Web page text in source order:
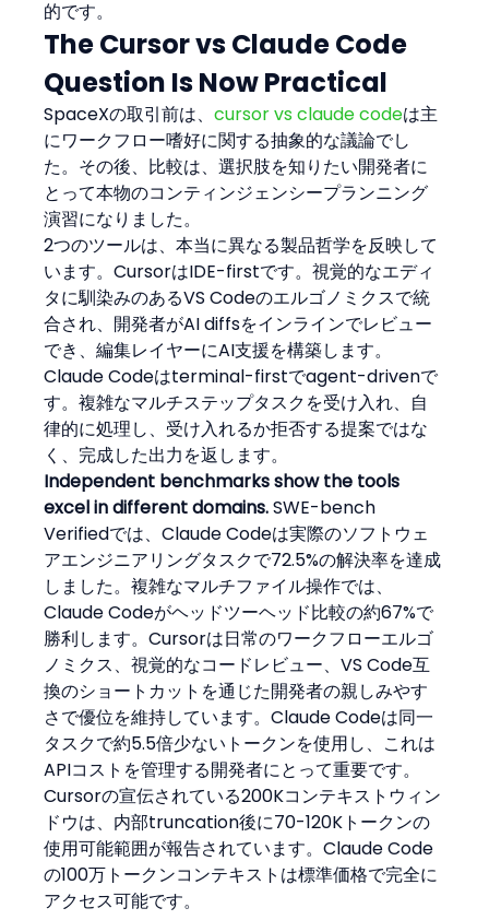
的です。
The Cursor vs Claude Code
Question Is Now Practical
SpaceXの取引前は、cursor vs claude codeは主
にワークフロー嗜好に関する抽象的な議論でし
た。その後、比較は、選択肢を知りたい開発者に
とって本物のコンティンジェンシープランニング
演習になりました。
2つのツールは、本当に異なる製品哲学を反映して
います。CursorはIDE-firstです。視覚的なエディ
タに馴染みのあるVS Codeのエルゴノミクスで統
合され、開発者がAI diffsをインラインでレビュー
でき、編集レイヤーにAI支援を構築します。
Claude Codeはterminal-firstでagent-drivenで
す。複雑なマルチステップタスクを受け入れ、自
律的に処理し、受け入れるか拒否する提案ではな
く、完成した出力を返します。
Independent benchmarks show the tools
excel in different domains. SWE-bench
Verifiedでは、Claude Codeは実際のソフトウェ
アエンジニアリングタスクで72.5%の解決率を達成
しました。複雑なマルチファイル操作では、
Claude Codeがヘッドツーヘッド比較の約67%で
勝利します。Cursorは日常のワークフローエルゴ
ノミクス、視覚的なコードレビュー、VS Code互
換のショートカットを通じた開発者の親しみやす
さで優位を維持しています。Claude Codeは同一
タスクで約5.5倍少ないトークンを使用し、これは
APIコストを管理する開発者にとって重要です。
Cursorの宣伝されている200Kコンテキストウィン
ドウは、内部truncation後に70-120Kトークンの
使用可能範囲が報告されています。Claude Code
の100万トークンコンテキストは標準価格で完全に
アクセス可能です。